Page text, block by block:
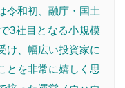
令和初、融庁・国土
3社目となる小規模
け、幅広い投資家に
とを非常に嬉しく思